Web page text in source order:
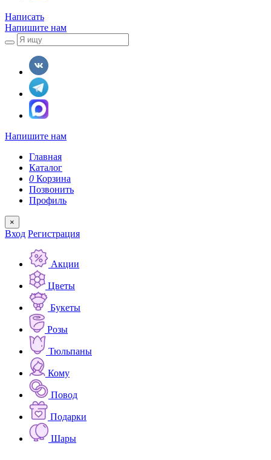
Написать
Напишите нам
Напишите нам
Главная
Каталог
0 Корзина
Позвонить
Профиль
×
Вход Регистрация
Акции
Цветы
Букеты
Розы
Тюльпаны
Кому
Повод
Подарки
Шары